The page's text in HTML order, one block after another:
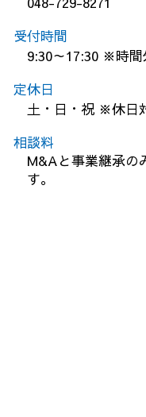
受付時間
9:30～17:30 ※時間
定休日
土・日・祝 ※休日
相談料
M&Aと事業継承の
す。